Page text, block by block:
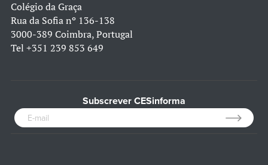
Colégio da Graça
Rua da Sofia nº 136-138
3000-389 Coimbra, Portugal
Tel +351 239 853 649
Subscrever CESinforma